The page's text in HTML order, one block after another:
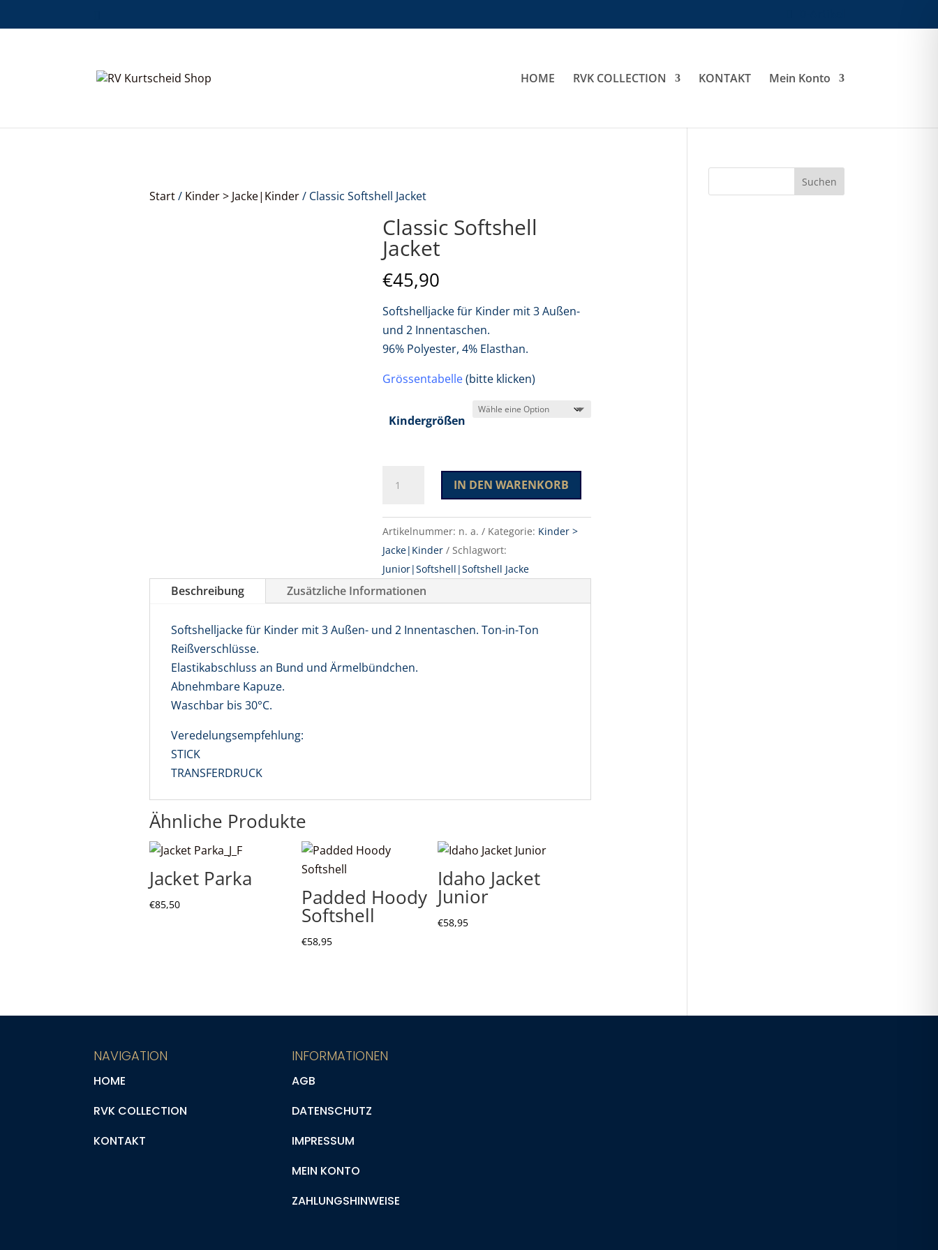
HOME RVK COLLECTION KONTAKT Mein Konto
Start/ Kinder > Jacke|Kinder/ Classic Softshell Jacket
Classic Softshell
Jacket
€45,90
Softshelljacke für Kinder mit 3 Außen-
und 2 Innentaschen.
96% Polyester, 4% Elasthan.
Grössentabelle(bitte klicken)
Kindergrößen
Softshell
Menge
IN DEN WARENKORB
A
l
t
e
r
n
a
i
Artikelnummer: n. a. Kategorie: Kinder >
Jacke|Kinder
Schlagwort:
Junior|Softshell|Softshell Jacke
Beschreibung Zusätzliche Informationen
Softshelljacke für Kinder mit 3 Außen- und 2 Innentaschen. Ton-in-Ton
Reißverschlüsse.
Elastikabschluss an Bund und Ärmelbündchen.
Abnehmbare Kapuze.
Waschbar bis 30°C.
Veredelungsempfehlung:
STICK
TRANSFERDRUCK
Ähnliche Produkte
Jacket Parka
€85,50 Padded Hoody
Softshell
€58,95
Idaho Jacket
Junior
€58,95
NAVIGATION
HOME
RVK COLLECTION
KONTAKT
INFORMATIONEN
AGB
DATENSCHUTZ
IMPRESSUM
MEIN KONTO
ZAHLUNGSHINWEISE